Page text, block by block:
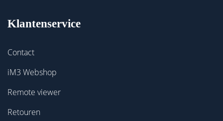
Klantenservice
Contact
iM3 Webshop
Remote viewer
Retouren